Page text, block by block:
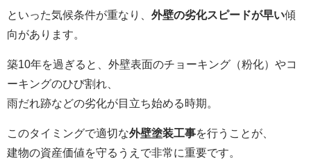
といった気候条件が重なり、 外壁の劣化スピードが早い傾
向があります。
築10年を過ぎると、外壁表面のチョーキング（粉化）やコ
ーキングのひび割れ、
雨だれ跡などの劣化が目立ち始める時期。
このタイミングで適切な外壁塗装工事を行うことが、
建物の資産価値を守るうえで非常に重要です。